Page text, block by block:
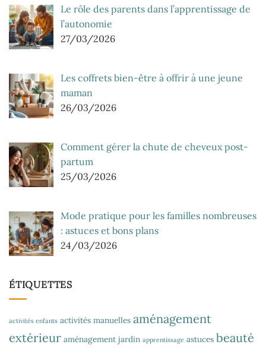
Le rôle des parents dans l’apprentissage de
l’autonomie
27/03/2026
Les coffrets bien-être à offrir à une jeune
maman
26/03/2026
Comment gérer la chute de cheveux post-
partum
25/03/2026
Mode pratique pour les familles nombreuses
: astuces et bons plans
24/03/2026
ÉTIQUETTES
activités enfants activités manuelles aménagement
extérieur aménagement jardin apprentissage astuces beauté